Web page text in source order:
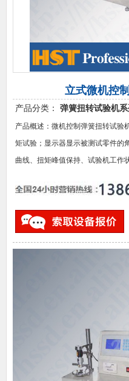
立式微机控
产品分类： 弹簧扭转试验机系
产品概述：微机控制弹簧扭转试验
矩试验；显示器显示被测试零件的
曲线、扭矩峰值保持、试验机工作